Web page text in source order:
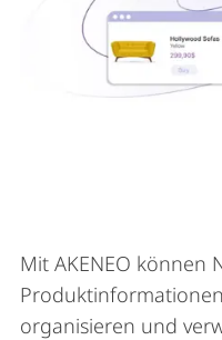
Mit AKENEO können
organisieren und